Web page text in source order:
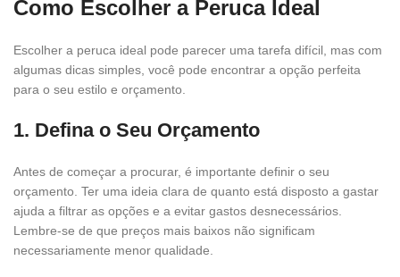
Como Escolher a Peruca Ideal
Escolher a peruca ideal pode parecer uma tarefa difícil, mas com
algumas dicas simples, você pode encontrar a opção perfeita
para o seu estilo e orçamento.
1. Defina o Seu Orçamento
Antes de começar a procurar, é importante definir o seu
orçamento. Ter uma ideia clara de quanto está disposto a gastar
ajuda a filtrar as opções e a evitar gastos desnecessários.
Lembre-se de que preços mais baixos não significam
necessariamente menor qualidade.